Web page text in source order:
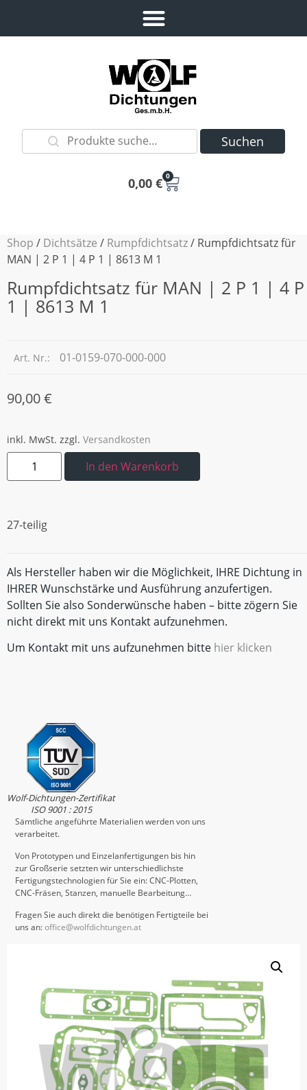
Suchen
0,00 € 0
Shop / Dichtsätze / Rumpfdichtsatz/ Rumpfdichtsatz für
MAN | 2 P 1 | 4 P 1 | 8613 M 1
Rumpfdichtsatz für MAN | 2 P 1 | 4 P
1 | 8613 M 1
Art. Nr.: 01-0159-070-000-000
90,00€
inkl. MwSt. zzgl. Versandkosten
In den Warenkorb
27-teilig
Als Hersteller haben wir die Möglichkeit, IHRE Dichtung in
IHRER Wunschstärke und Ausführung anzufertigen.
Sollten Sie also Sonderwünsche haben – bitte zögern Sie
nicht direkt mit uns Kontakt aufzunehmen.
Um Kontakt mit uns aufzunehmen bitte hier klicken
Wolf-Dichtungen-Zertifikat
ISO 9001 : 2015
Sämtliche angeführte Materialien werden von uns
verarbeitet.
Von Prototypen und Einzelanfertigungen bis hin
zur Großserie setzten wir unterschiedlichste
Fertigungstechnologien für Sie ein: CNC-Plotten,
CNC-Fräsen, Stanzen, manuelle Bearbeitung…
Fragen Sie auch direkt die benötigen Fertigteile bei
uns an:office@wolfdichtungen.at